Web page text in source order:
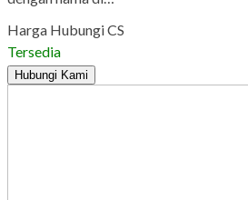
Harga Hubungi CS
Tersedia
Hubungi Kami